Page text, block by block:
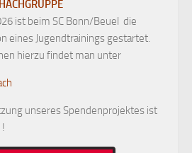
ist beim SC Bonn/Beuel die
eines Jugendtrainings gestartet.
hierzu findet man unter
unseres Spendenprojektes ist